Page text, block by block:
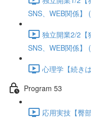
SNS、WEB関係】
独立開業2/2
SNS、WEB関係】
心理学【続
Program 53
応用実技【臀